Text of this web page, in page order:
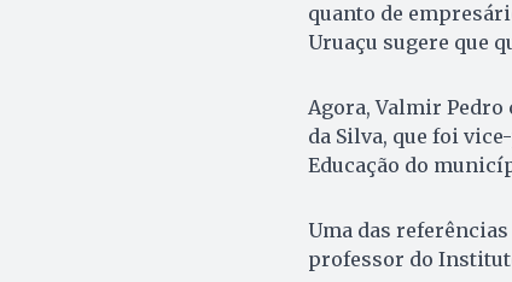
quanto de
Uruaçu sugere que
Agora, Valmir
da Silva, que foi
Educação do
Uma das
professor do